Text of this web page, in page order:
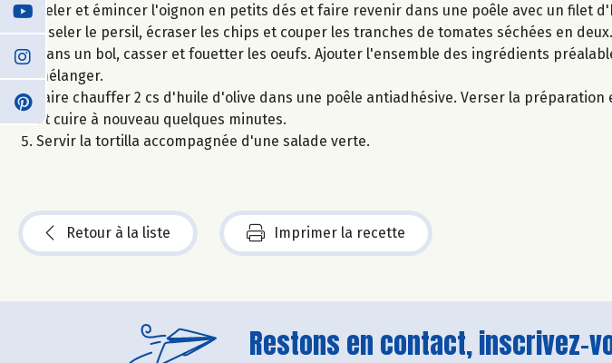
Peler et émincer l'oignon en petits dés et faire revenir dans une poêle avec un filet
Ciseler le persil, écraser les chips et couper les tranches de tomates séchées en
Dans un bol, casser et fouetter les oeufs. Ajouter l'ensemble des ingrédients
mélanger.
Faire chauffer 2 cs d'huile d'olive dans une poêle antiadhésive. Verser la
et cuire à nouveau quelques minutes.
Servir la tortilla accompagnée d'une salade verte.
Retour à la liste Imprimer la recette
Restons en contact, inscrivez-